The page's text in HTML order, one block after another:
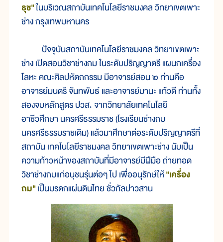
ธุช"ในบริเวณสถาบันเทคโนโลยีราชมงคล วิทยาเขตเพาะ
ช่าง กรุงเทพมหานคร
ปัจจุบันสถาบันเทคโนโลยีราชมงคล วิทยาเขตเพาะ
ช่าง เปิดสอนวิชาช่างถม ในระดับปริญญาตรี แผนกเครื่อง
โลหะ คณะศิลปหัตถกรรม มีอาจารย์สอน ๒ ท่านคือ
อาจารย์มนตรี จันทพันธ์ และอาจารย์มานะ แก้วดี ท่านทั้ง
สองจบหลักสูตร ปวส. จากวิทยาลัยเทคโนโลยี
อาชีวศึกษา นครศรีธรรมราช (โรงเรียนช่างถม
นครศรีธรรมราชเดิม) แล้วมาศึกษาต่อระดับปริญญาตรีที่
สถาบัน เทคโนโลยีราชมงคล วิทยาเขตเพาะช่าง นับเป็น
ความก้าวหน้าของสถาบันที่มีอาจารย์มีฝีมือ ถ่ายทอด
วิชาช่างถมแก่อนุชนรุ่นต่อๆ ไป เพื่ออนุรักษ์ให้"เครื่อง
ถม"เป็นมรดกแผ่นดินไทย ชั่วกัลปาวสาน